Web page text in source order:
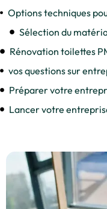
Sélection du
Rénovation toilettes